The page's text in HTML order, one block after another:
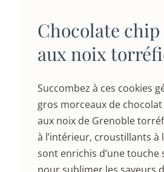
Chocolate
aux noix
Succombez à ces cookies
gros morceaux de
aux noix de Grenoble
à l’intérieur, croustillants à
sont enrichis d’une touche